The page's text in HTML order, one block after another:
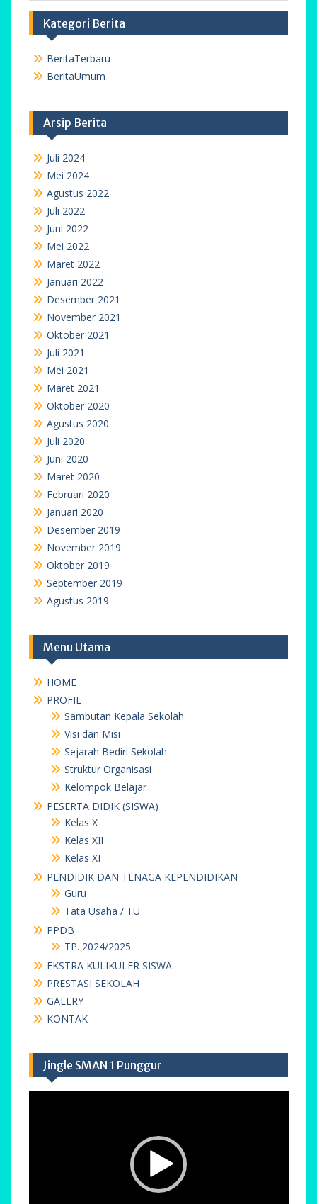
Kategori Berita
BeritaTerbaru
BeritaUmum
Arsip Berita
Juli 2024
Mei 2024
Agustus 2022
Juli 2022
Juni 2022
Mei 2022
Maret 2022
Januari 2022
Desember 2021
November 2021
Oktober 2021
Juli 2021
Mei 2021
Maret 2021
Oktober 2020
Agustus 2020
Juli 2020
Juni 2020
Maret 2020
Februari 2020
Januari 2020
Desember 2019
November 2019
Oktober 2019
September 2019
Agustus 2019
Menu Utama
HOME
PROFIL
Sambutan Kepala Sekolah
Visi dan Misi
Sejarah Bediri Sekolah
Struktur Organisasi
Kelompok Belajar
PESERTA DIDIK (SISWA)
Kelas X
Kelas XII
Kelas XI
PENDIDIK DAN TENAGA KEPENDIDIKAN
Guru
Tata Usaha / TU
PPDB
TP. 2024/2025
EKSTRA KULIKULER SISWA
PRESTASI SEKOLAH
GALERY
KONTAK
Jingle SMAN 1 Punggur